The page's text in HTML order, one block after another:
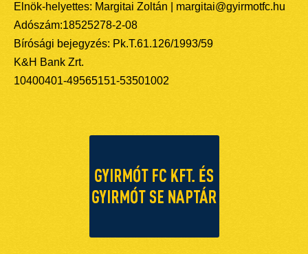
Elnök-helyettes: Margitai Zoltán | margitai@gyirmotfc.hu
Adószám:18525278-2-08
Bírósági bejegyzés: Pk.T.61.126/1993/59
K&H Bank Zrt.
10400401-49565151-53501002